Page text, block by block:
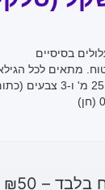
בסיסיים
מתאים לכל
– ₪50